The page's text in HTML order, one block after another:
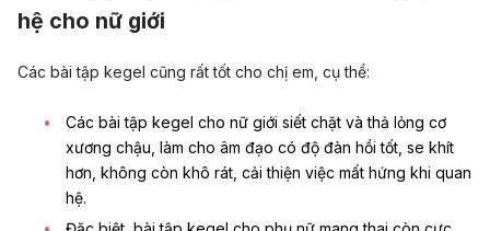
hệ cho nữ giới
Các bài tập kegel cũng rất tốt cho chị em, cụ thể:
Các bài tập kegel cho nữ giới siết chặt và thả lỏng cơ
xương chậu, làm cho âm đạo có độ đàn hồi tốt, se khít
hơn, không còn khô rát, cải thiện việc mất hứng khi quan
hệ.